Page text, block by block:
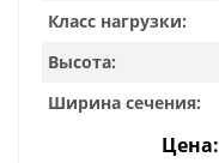
Класс нагрузки:
Высота:
Ширина сечения:
Цена: